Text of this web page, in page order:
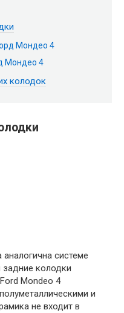
Мондео 4
Мондео 4
колодок
системе
задние колодки
Mondeo 4
и
не входит в